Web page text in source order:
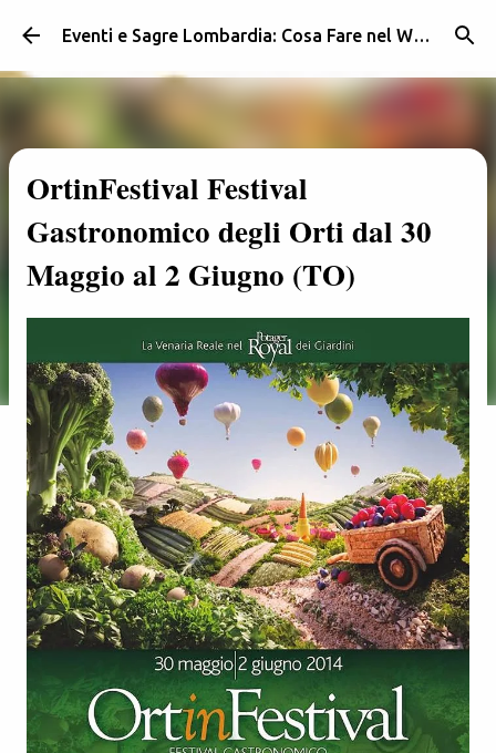
Passa ai contenuti principali Eventi e Sagre Lombardia: Cosa Fare nel Weekend | Weekendidea
OrtinFestival Festival
Gastronomico degli Orti dal 30
Maggio al 2 Giugno (TO)